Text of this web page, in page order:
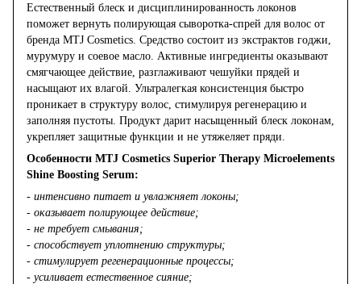
Естественный блеск и дисциплинированность локонов
поможет вернуть полирующая сыворотка-спрей для волос от
бренда MTJ Cosmetics. Средство состоит из экстрактов годжи,
мурумуру и соевое масло. Активные ингредиенты оказывают
смягчающее действие, разглаживают чешуйки прядей и
насыщают их влагой. Ультралегкая консистенция быстро
проникает в структуру волос, стимулируя регенерацию и
заполняя пустоты. Продукт дарит насыщенный блеск локонам,
укрепляет защитные функции и не утяжеляет пряди.
Особенности MTJ Cosmetics Superior Therapy Microelements
Shine Boosting Serum:
- интенсивно питает и увлажняет локоны;
- оказывает полирующее действие;
- не требует смывания;
- способствует уплотнению структуры;
- стимулирует регенерационные процессы;
- усиливает естественное сияние;